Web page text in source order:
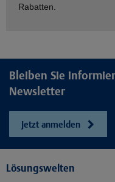
Rabatten.
Bleiben Sie
Newsletter
Jetzt anmelden
Lösungswelten